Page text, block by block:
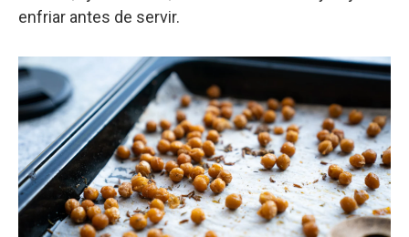
enfriar antes de servir.